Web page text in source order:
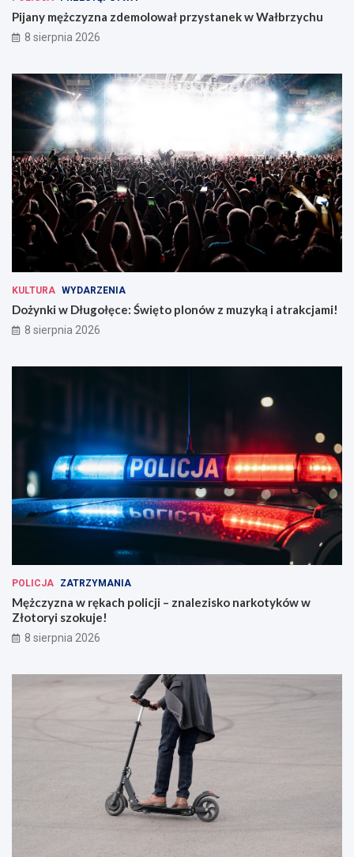
Pijany mężczyzna zdemolował przystanek w Wałbrzychu
8 sierpnia 2026
KULTURA WYDARZENIA
Dożynki w Długołęce: Święto plonów z muzyką i atrakcjami!
8 sierpnia 2026
POLICJA ZATRZYMANIA
Mężczyzna w rękach policji – znalezisko narkotyków w
Złotoryi szokuje!
8 sierpnia 2026